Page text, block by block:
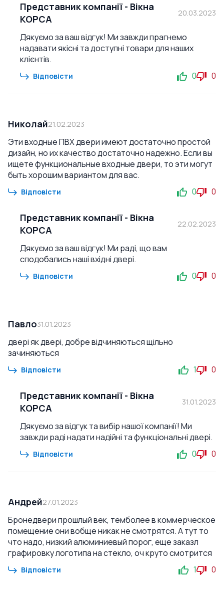
Представник компанії - Вікна
КОРСА
20.03.2023
Дякуємо за ваш відгук! Ми завжди прагнемо
надавати якісні та доступні товари для наших
клієнтів.
Відповісти 0 0
Николай21.02.2023
Эти входные ПВХ двери имеют достаточно простой
дизайн, но их качество достаточно надежно. Если вы
ищете функциональные входные двери, то эти могут
быть хорошим вариантом для вас.
Відповісти 0 0
Представник компанії - Вікна
КОРСА
22.02.2023
Дякуємо за ваш відгук! Ми раді, що вам
сподобались наші вхідні двері.
Відповісти 0 0
Павло31.01.2023
двері як двері, добре відчиняються щільно
зачиняються
Відповісти 1 0
Представник компанії - Вікна
КОРСА
31.01.2023
Дякуємо за відгук та вибір нашої компанії! Ми
завжди раді надати надійні та функціональні двері.
Відповісти 0 0
Андрей27.01.2023
Бронедвери прошлый век, темболее в коммерческое
помещение они вобще никак не смотрятся. А тут то
что надо, низкий алюминиевый порог, еще заказл
графировку логотипа на стекло, оч круто смотрится
Відповісти 1 0